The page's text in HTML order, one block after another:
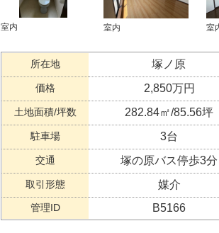
室内 室内 室
所在地 塚ノ原
価格 2,850万円
土地面積/坪数 282.84㎡/85.56坪
駐車場 3台
交通 塚の原バス停歩3分
取引形態 媒介
管理ID B5166